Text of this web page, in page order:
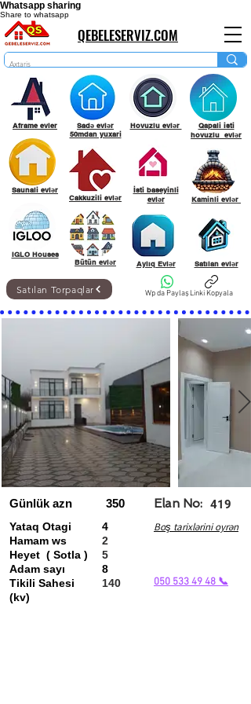
Whatsapp sharing
Share to whatsapp
QEBELESERVIZ.COM
Aframe evler
Saunali evlər
IGLO Houses
Sadə evlər
50mdan yuxari
Cakkuzili evlər
Bütün evlər
Hovuzlu evlər
İsti baseyinli
evlər
Aylıq Evlər
Qapali isti
hovuzlu evlər
Kaminli evlər
Satılan evlər
Wp da PaylaşLinki Kopyala
Satılan Torpaqlar
Günlük azn
Yataq Otagi
Hamam ws
Heyet ( Sotla )
Adam sayı
Tikili Sahesi
(kv)
350
4
Elan No: 419
Boş tarixlərini oyrən
2
5
8
140
050 533 49 48 📞